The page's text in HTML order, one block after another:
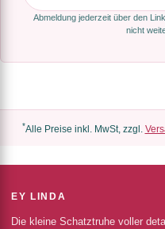
Abmeldung jederzeit über den
nicht
*Alle Preise inkl. MwSt, zzgl.
EY LINDA
Die kleine Schatztruhe voller